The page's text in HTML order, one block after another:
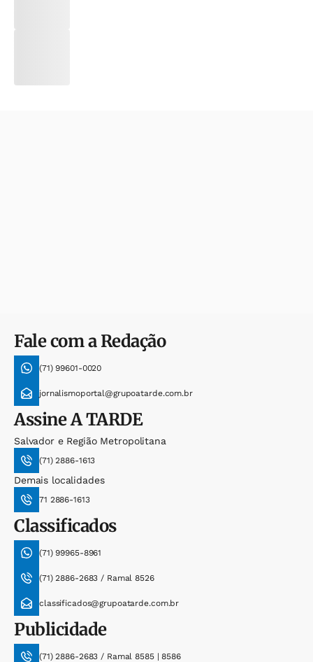
Fale com a Redação
(71) 99601-0020
jornalismoportal@grupoatarde.com.br
AssineA TARDE
Salvador e Região Metropolitana
(71) 2886-1613
Demais localidades
71 2886-1613
Classificados
(71) 99965-8961
(71) 2886-2683 / Ramal 8526
classificados@grupoatarde.com.br
Publicidade
(71) 2886-2683 / Ramal 8585 | 8586